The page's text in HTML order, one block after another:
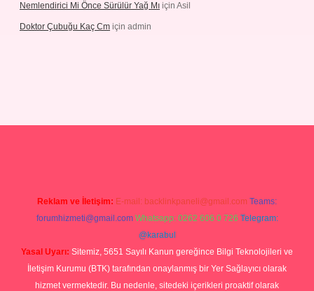
Nemlendirici Mi Önce Sürülür Yağ Mı için Asil
Doktor Çubuğu Kaç Cm için admin
Reklam ve İletişim: E-mail: backlinkpaneli@gmail.com Teams:
forumhizmeti@gmail.com Whatsapp: 0262 606 0 726 Telegram:
@karabul
Yasal Uyarı: Sitemiz, 5651 Sayılı Kanun gereğince Bilgi Teknolojileri ve
İletişim Kurumu (BTK) tarafından onaylanmış bir Yer Sağlayıcı olarak
hizmet vermektedir. Bu nedenle, sitedeki içerikleri proaktif olarak